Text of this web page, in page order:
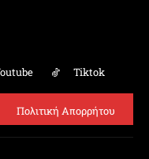
Tiktok
Πολιτική Απορρήτου